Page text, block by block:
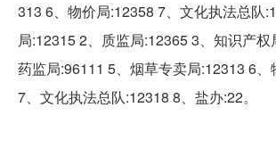
313 6、物价局:12358 7、文化执法总队
局:12315 2、质监局:12365 3、知识产
药监局:96111 5、烟草专卖局:12313 6、
7、文化执法总队:12318 8、盐办:22。